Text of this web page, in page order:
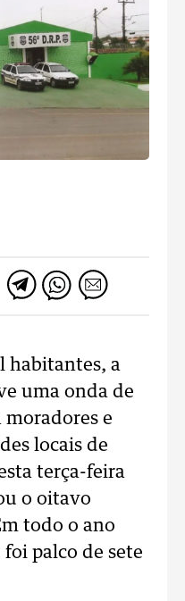
habitantes, a
uma onda de
moradores e
locais de
terça-feira
o oitavo
todo o ano
palco de sete